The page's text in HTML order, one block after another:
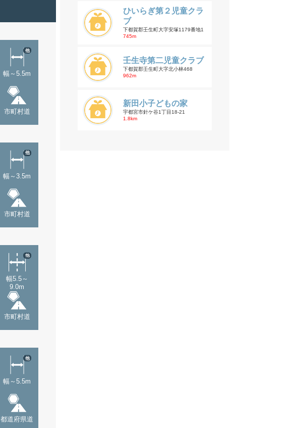
幅～5.5m
他
市町村道
幅～3.5m
他
市町村道
幅5.5～
9.0m
他
市町村道
幅～5.5m
他
都道府県道
ひいらぎ第２児童クラ
ブ
下都賀郡壬生町大字安塚1179番地1
745m
壬生寺第二児童クラブ
下都賀郡壬生町大字北小林468
962m
新田小子どもの家
宇都宮市針ケ谷1丁目18-21
1.8km